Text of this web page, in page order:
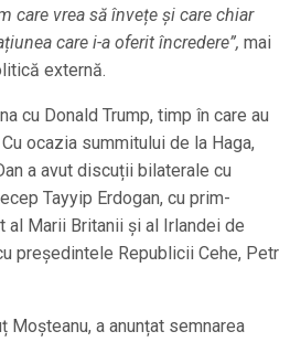
care vrea să învețe și care chiar
care i-a oferit încredere”, mai
externă.
cu Donald Trump, timp în care au
ocazia summitului de la Haga,
a avut discuții bilaterale cu
Tayyip Erdogan, cu prim-
al Marii Britanii şi al Irlandei de
președintele Republicii Cehe, Petr
Moșteanu, a anunțat semnarea